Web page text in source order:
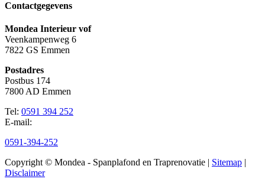
Contactgegevens
Mondea Interieur vof
Veenkampenweg 6
7822 GS Emmen
Postadres
Postbus 174
7800 AD Emmen
Tel: 0591 394 252
E-mail:
0591-394-252
Copyright © Mondea - Spanplafond en Traprenovatie | Sitemap |
Disclaimer